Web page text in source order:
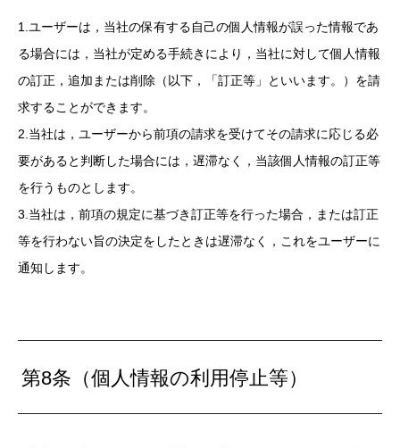
1.ユーザーは，当社の保有する自己の個人情報が誤った情報であ
る場合には，当社が定める手続きにより，当社に対して個人情報
の訂正，追加または削除（以下，「訂正等」といいます。）を請
求することができます。
2.当社は，ユーザーから前項の請求を受けてその請求に応じる必
要があると判断した場合には，遅滞なく，当該個人情報の訂正等
を行うものとします。
3.当社は，前項の規定に基づき訂正等を行った場合，または訂正
等を行わない旨の決定をしたときは遅滞なく，これをユーザーに
通知します。
第8条（個人情報の利用停止等）